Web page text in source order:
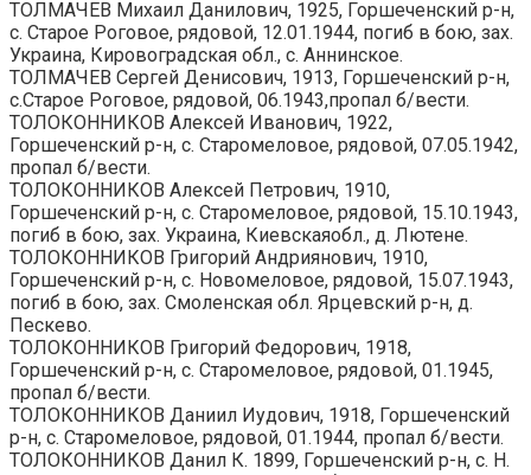
ТОЛМАЧЕВ Михаил Данилович, 1925, Горшеченский р-н,
с. Старое Роговое, рядовой, 12.01.1944, погиб в бою, зах.
Украина, Кировоградская обл., с. Аннинское.
ТОЛМАЧЕВ Сергей Денисович, 1913, Горшеченский р-н,
с.Старое Роговое, рядовой, 06.1943,пропал б/вести.
ТОЛОКОННИКОВ Алексей Иванович, 1922,
Горшеченский р-н, с. Старомеловое, рядовой, 07.05.1942,
пропал б/вести.
ТОЛОКОННИКОВ Алексей Петрович, 1910,
Горшеченский р-н, с. Старомеловое, рядовой, 15.10.1943,
погиб в бою, зах. Украина, Киевскаяобл., д. Лютене.
ТОЛОКОННИКОВ Григорий Андриянович, 1910,
Горшеченский р-н, с. Новомеловое, рядовой, 15.07.1943,
погиб в бою, зах. Смоленская обл. Ярцевский р-н, д.
Пескево.
ТОЛОКОННИКОВ Григорий Федорович, 1918,
Горшеченский р-н, с. Старомеловое, рядовой, 01.1945,
пропал б/вести.
ТОЛОКОННИКОВ Даниил Иудович, 1918, Горшеченский
р-н, с. Старомеловое, рядовой, 01.1944, пропал б/вести.
ТОЛОКОННИКОВ Данил К. 1899, Горшеченский р-н, с. Н.